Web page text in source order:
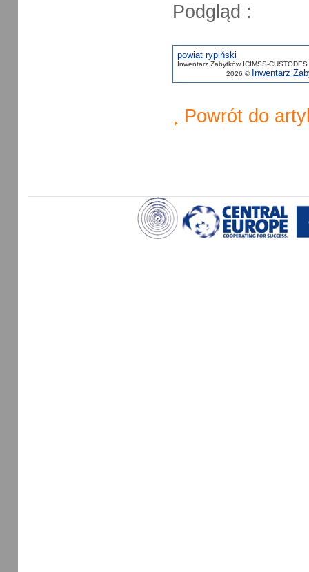
Podgląd :
powiat rypiński
Inwentarz Zabytków ICIMSS-
2026 © Inwentarz
Powrót do